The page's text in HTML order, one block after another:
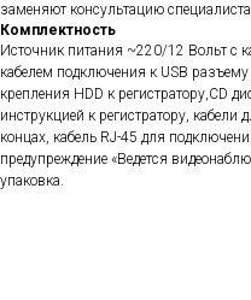
заменяют консультацию
Комплектность
Источник питания ~220/12 Вольт с
кабелем подключения к USB
крепления HDD к регистратору,CD
инструкцией к регистратору,
концах, кабель RJ-45 для
предупреждение «Ведется
упаковка.